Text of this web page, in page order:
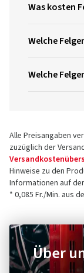
Was kosten
Welche
Welche
Alle Preisangaben
zuzüglich der
Hinweise zu den
Informationen auf
* 0,085 Fr./Min. aus
Über